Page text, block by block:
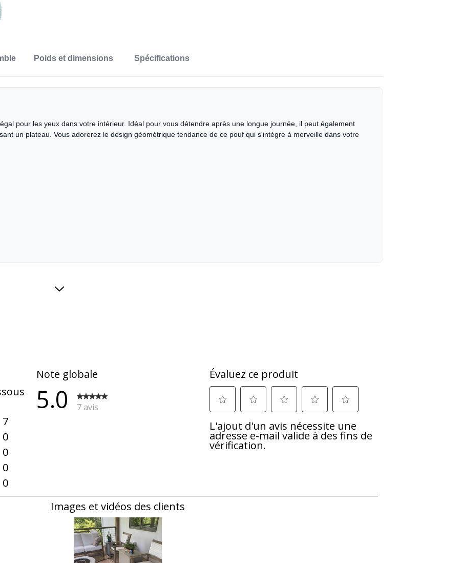
Poids et dimensions Spécifications
pour les yeux dans votre intérieur. Idéal pour vous détendre après une longue journée, il peut également
un plateau. Vous adorerez le design géométrique tendance de ce pouf qui s'intègre à merveille dans votre